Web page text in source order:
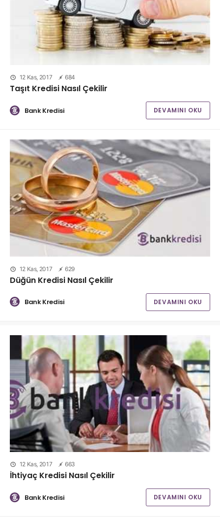
12 Kas, 2017 684
Taşıt Kredisi Nasıl Çekilir
Bank Kredisi DEVAMINI OKU
12 Kas, 2017 629
Düğün Kredisi Nasıl Çekilir
Bank Kredisi DEVAMINI OKU
12 Kas, 2017 663
İhtiyaç Kredisi Nasıl Çekilir
Bank Kredisi DEVAMINI OKU